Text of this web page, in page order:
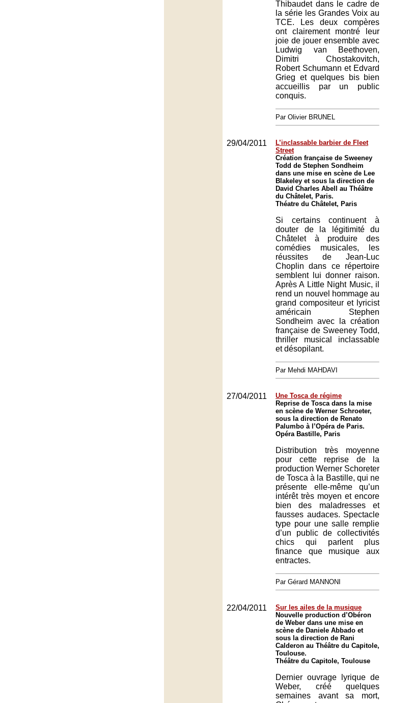
Thibaudet dans le cadre de
la série les Grandes Voix au
TCE. Les deux compères
ont clairement montré leur
joie de jouer ensemble avec
Ludwig van Beethoven,
Dimitri Chostakovitch,
Robert Schumann et Edvard
Grieg et quelques bis bien
accueillis par un public
conquis.
Par Olivier BRUNEL
29/04/2011
L’inclassable barbier de Fleet
Street
Création française de Sweeney
Todd de Stephen Sondheim
dans une mise en scène de Lee
Blakeley et sous la direction de
David Charles Abell au Théâtre
du Châtelet, Paris.
Théatre du Châtelet, Paris
Si certains continuent à
douter de la légitimité du
Châtelet à produire des
comédies musicales, les
réussites de Jean-Luc
Choplin dans ce répertoire
semblent lui donner raison.
Après A Little Night Music, il
rend un nouvel hommage au
grand compositeur et lyricist
américain Stephen
Sondheim avec la création
française de Sweeney Todd,
thriller musical inclassable
et désopilant.
Par Mehdi MAHDAVI
27/04/2011
Une Tosca de régime
Reprise de Tosca dans la mise
en scène de Werner Schroeter,
sous la direction de Renato
Palumbo à l’Opéra de Paris.
Opéra Bastille, Paris
Distribution très moyenne
pour cette reprise de la
production Werner Schoreter
de Tosca à la Bastille, qui ne
présente elle-même qu’un
intérêt très moyen et encore
bien des maladresses et
fausses audaces. Spectacle
type pour une salle remplie
d’un public de collectivités
chics qui parlent plus
finance que musique aux
entractes.
Par Gérard MANNONI
22/04/2011
Sur les ailes de la musique
Nouvelle production d’Obéron
de Weber dans une mise en
scène de Daniele Abbado et
sous la direction de Rani
Calderon au Théâtre du Capitole,
Toulouse.
Théâtre du Capitole, Toulouse
Dernier ouvrage lyrique de
Weber, créé quelques
semaines avant sa mort,